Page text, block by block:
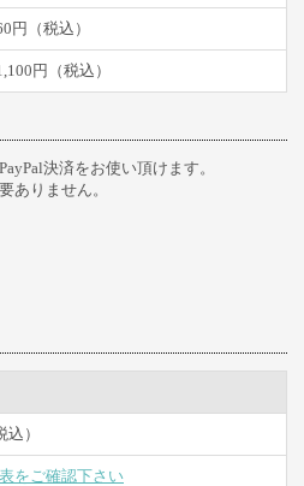
円（税込）
円（税込）
決済をお使い頂けます。
ありません。
）
をご確認下さい